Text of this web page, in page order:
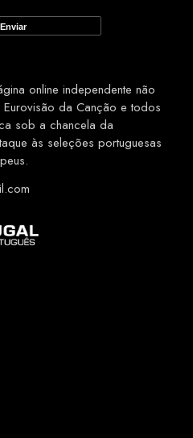
online independente não
da Canção e todos
sob a chancela da
às seleções portuguesas